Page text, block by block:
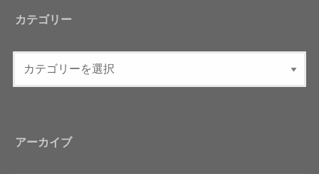
カテゴリー
アーカイブ